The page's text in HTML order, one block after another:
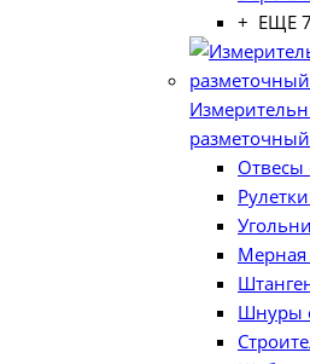
+ ЕЩЕ
Отвесы
Мерная
Шнуры